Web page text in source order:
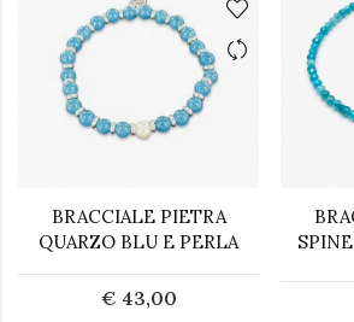
BRACCIALE PIETRA
QUARZO BLU E PERLA
€ 43,00